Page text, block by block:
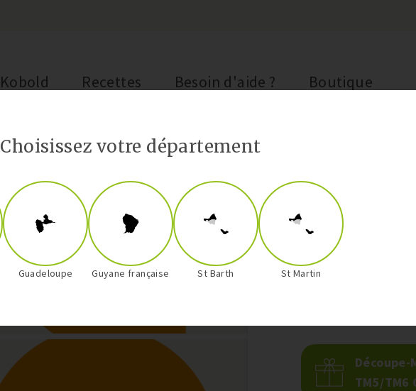
Kobold Recettes Besoin d'aide ? Boutique
Offre
Janvier
TM6 avec
TM5/TM6
Choisissez votre département
Guadeloupe Guyane française St Barth St Martin